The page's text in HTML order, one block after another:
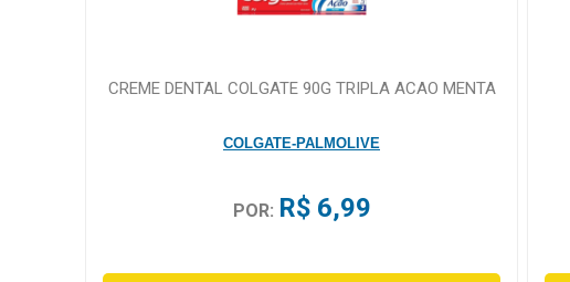
CREME DENTAL COLGATE 90G TRIPLA ACAO MENTA
COLGATE-PALMOLIVE
POR: R$ 6,99